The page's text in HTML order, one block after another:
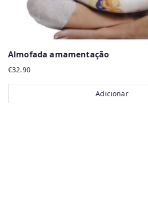
Almofada amamentação
€32.90
Adicionar